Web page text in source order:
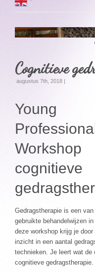
Cognitieve
augustus 7th, 2018 |
Young
Workshop
cognitieve
Gedragstherapie is een
gebruikte behandelwijzen
deze workshop krijg je door
inzicht in een aantal
technieken. Je leert wat de
cognitieve gedragstherapie.